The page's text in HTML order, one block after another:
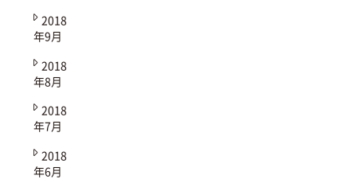
2018
年9月
2018
年8月
2018
年7月
2018
年6月